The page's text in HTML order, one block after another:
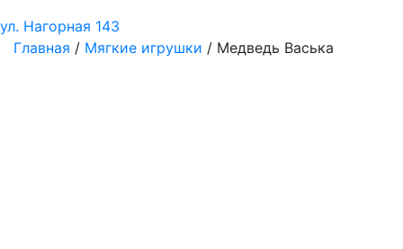
ул. Нагорная 143
Главная / Мягкие игрушки / Медведь Васька